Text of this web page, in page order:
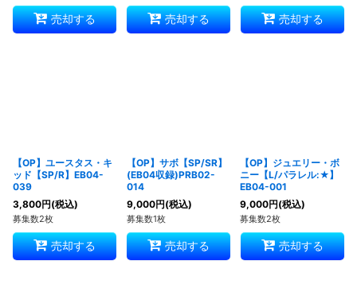
売却する 売却する 売却する
【OP】ユースタス・キ
ッド【SP/R】EB04-
039
3,800円(税込)
募集数2枚
売却する
【OP】サボ【SP/SR】
(EB04収録)PRB02-
014
9,000円(税込)
募集数1枚
売却する
【OP】ジュエリー・ボ
ニー【L/パラレル:★】
EB04-001
9,000円(税込)
募集数2枚
売却する